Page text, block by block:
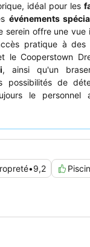
idéal pour les
événements
serein offre une vue
pratique à des
le Cooperstown
, ainsi qu'un
possibilités de
le personnel
des options de
•9,2